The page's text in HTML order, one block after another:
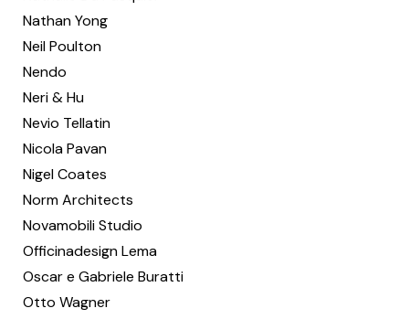
Nathan Yong
Neil Poulton
Nendo
Neri & Hu
Nevio Tellatin
Nicola Pavan
Nigel Coates
Norm Architects
Novamobili Studio
Officinadesign Lema
Oscar e Gabriele Buratti
Otto Wagner